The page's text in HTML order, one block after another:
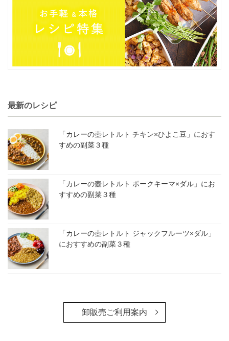
最新のレシピ
「カレーの壺レトルト チキン×ひよこ豆」におす
すめの副菜３種
「カレーの壺レトルト ポークキーマ×ダル」にお
すすめの副菜３種
「カレーの壺レトルト ジャックフルーツ×ダル」
におすすめの副菜３種
卸販売ご利用案内